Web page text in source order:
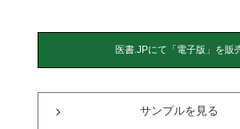
サンプルを見る